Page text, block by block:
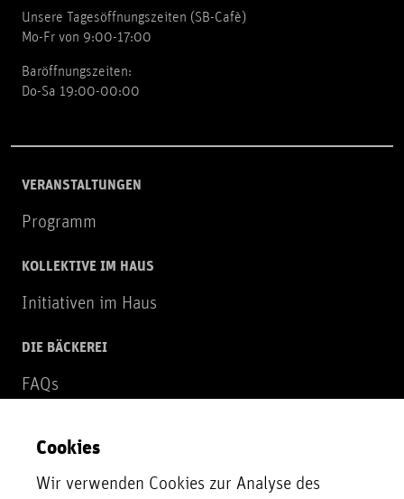
Unsere Tagesöffnungszeiten (SB-Cafè)
Mo-Fr von 9:00-17:00
Baröffnungszeiten:
Do-Sa 19:00-00:00
VERANSTALTUNGEN
Programm
KOLLEKTIVE IM HAUS
Initiativen im Haus
DIE BÄCKEREI
FAQs
NEWSLETTER
Zur Newsletter Anmeldung
Cookies
Wir verwenden Cookies zur Analyse des